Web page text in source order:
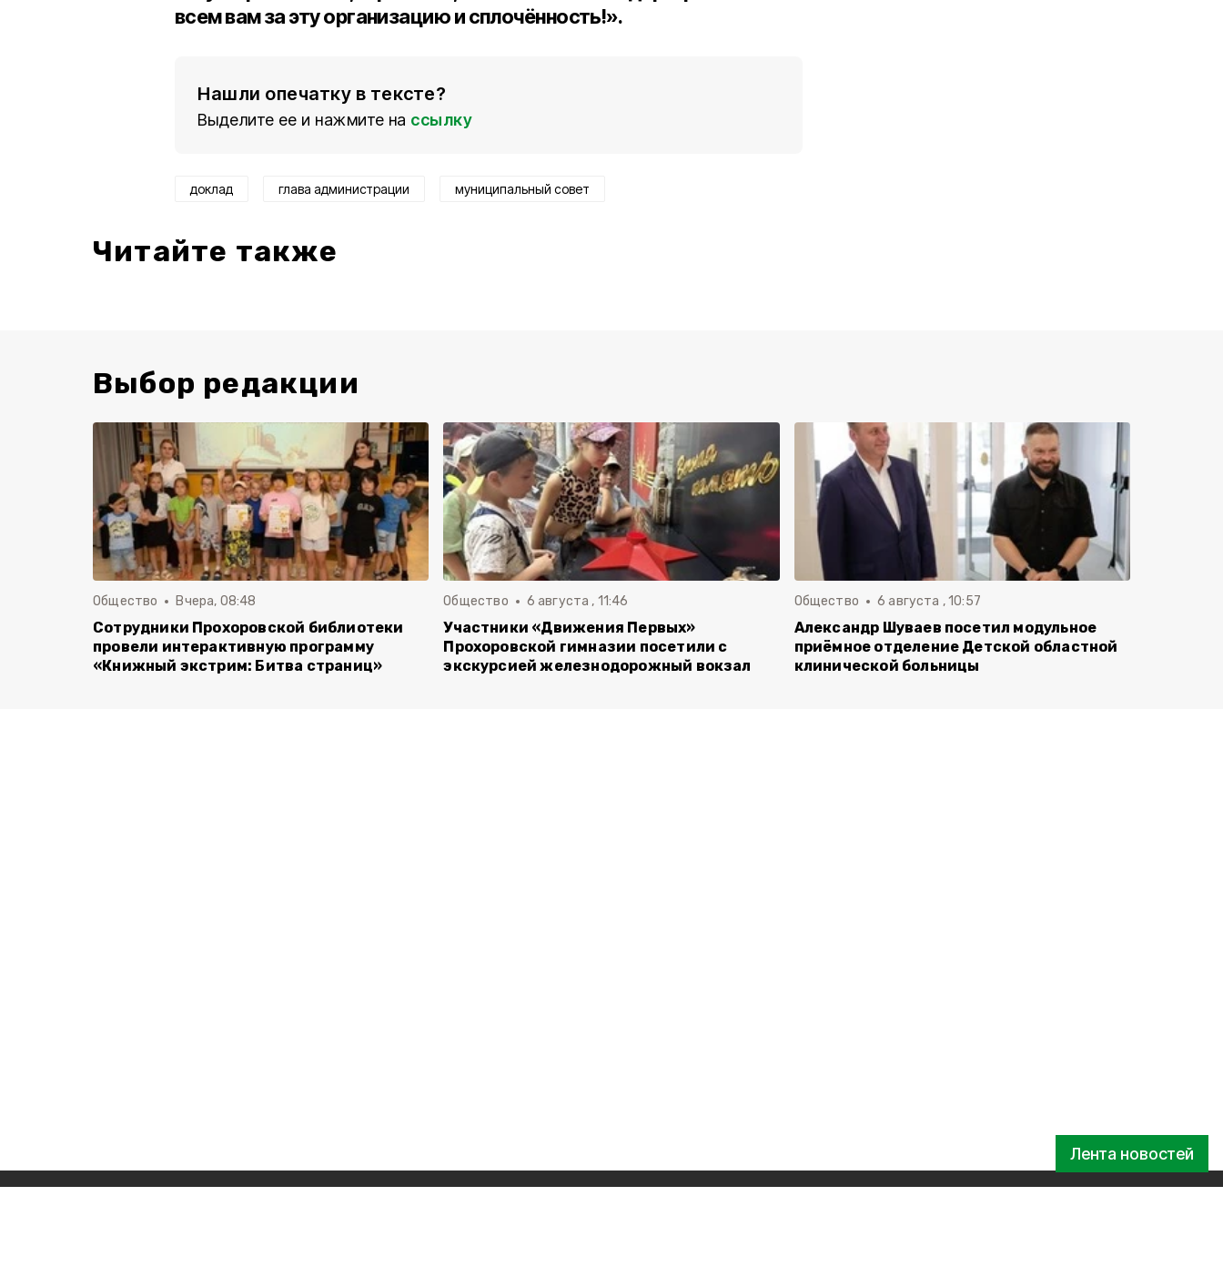
Лента новостей
всем вам за эту организацию и сплочённость!».
Нашли опечатку в тексте?
Выделите ее и нажмите на ссылку
доклад глава администрации муниципальный совет
Читайте также
Выбор редакции
Общество Вчера, 08:48
Сотрудники Прохоровской библиотеки
провели интерактивную программу
«Книжный экстрим: Битва страниц»
Общество 6 августа , 11:46
Участники «Движения Первых»
Прохоровской гимназии посетили с
экскурсией железнодорожный вокзал
Общество 6 августа , 10:57
Александр Шуваев посетил модульное
приёмное отделение Детской областной
клинической больницы